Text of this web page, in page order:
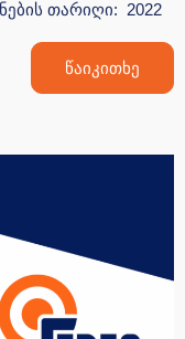
თარიღი: 2022
წაიკითხე